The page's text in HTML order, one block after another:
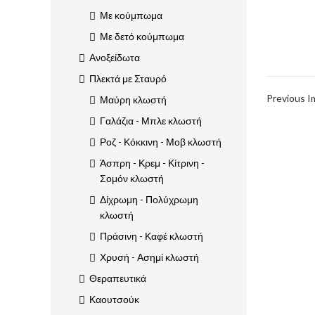
Previous
Με κούμπωμα
Με δετό κούμπωμα
Ανοξείδωτα
Πλεκτά με Σταυρό
Μαύρη κλωστή
Γαλάζια - Μπλε κλωστή
Ροζ - Κόκκινη - Μοβ κλωστή
Άσπρη - Κρεμ - Κίτρινη -
Σομόν κλωστή
Δίχρωμη - Πολύχρωμη
κλωστή
Πράσινη - Καφέ κλωστή
Χρυσή - Ασημί κλωστή
Θεραπευτικά
Καουτσούκ